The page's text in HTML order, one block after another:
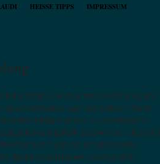
HEISSE TIPPS IMPRESSUM
mal wieder, und zwar mit einem Thema, das
gearbeitet haben, auch interessieren könnte.
in Napier unsere neuseeländische
und gehofft, dass wir noch etwas
uns die Dame am Schalter damals
Zuerst vermuteten wir, dass irgendein